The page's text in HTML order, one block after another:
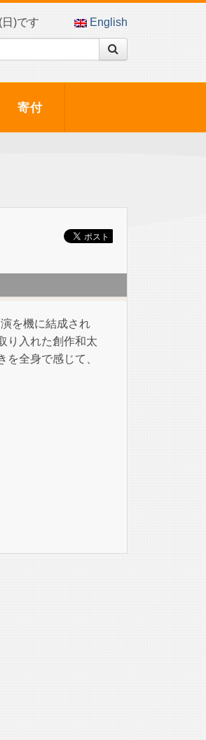
)です English
寄付
を機に結成され
り入れた創作和太
全身で感じて、